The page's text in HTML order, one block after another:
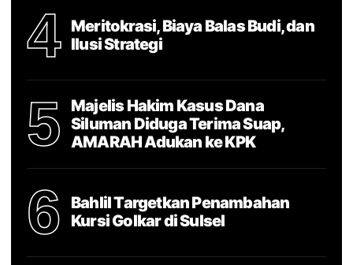
4
Meritokrasi, Biaya Balas Budi, dan
Ilusi Strategi
5
Majelis Hakim Kasus Dana
Siluman Diduga Terima Suap,
AMARAH Adukan ke KPK
6
Bahlil Targetkan Penambahan
Kursi Golkar di Sulsel